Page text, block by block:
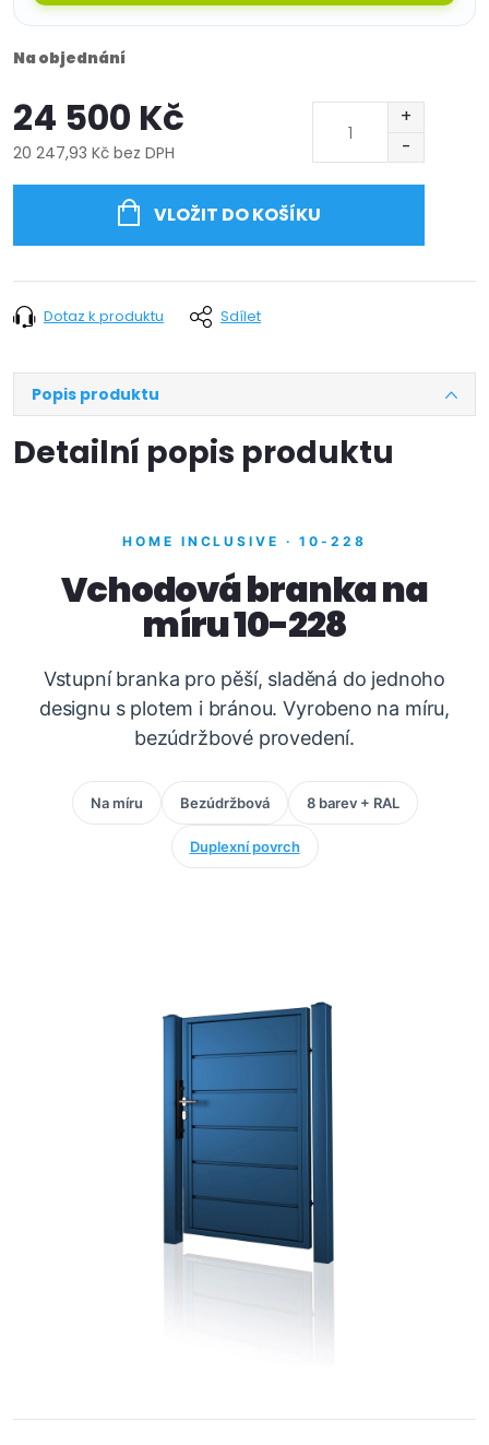
Na objednání
24 500 Kč
20 247,93 Kč bez DPH
VLOŽIT DO KOŠÍKU
Dotaz k produktu Sdílet
Popis produktu
Detailní popis produktu
HOME INCLUSIVE · 10-228
Vchodová branka na
míru 10-228
Vstupní branka pro pěší, sladěná do jednoho
designu s plotem i bránou. Vyrobeno na míru,
bezúdržbové provedení.
Na míru Bezúdržbová 8 barev + RAL
Duplexní povrch